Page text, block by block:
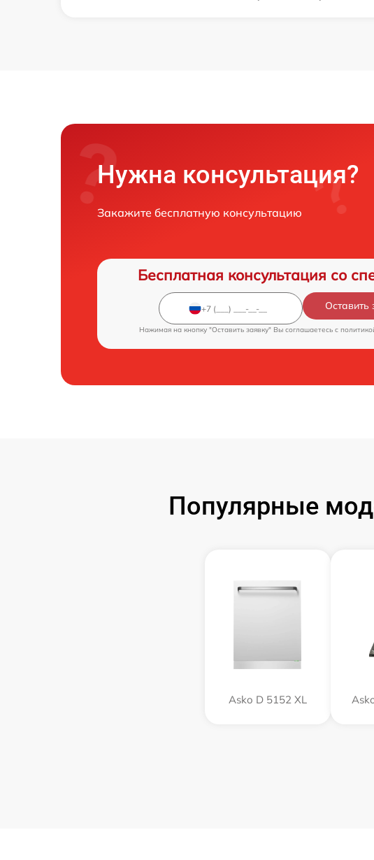
Нужна консультация?
Закажите бесплатную консультацию
Бесплатная консультация со
Оставить
Нажимая на кнопку "Оставить заявку" Вы соглашаетесь c
Популярные
Asko D 5152 XL